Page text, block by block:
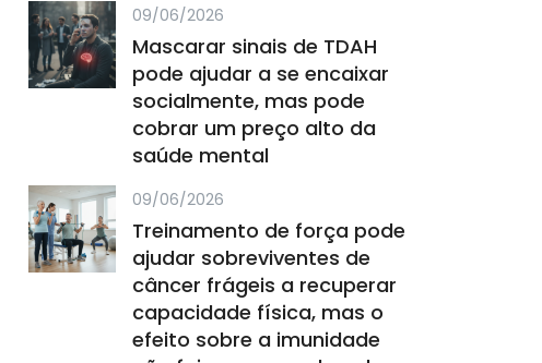
09/06/2026
Mascarar sinais de TDAH
pode ajudar a se encaixar
socialmente, mas pode
cobrar um preço alto da
saúde mental
09/06/2026
Treinamento de força pode
ajudar sobreviventes de
câncer frágeis a recuperar
capacidade física, mas o
efeito sobre a imunidade